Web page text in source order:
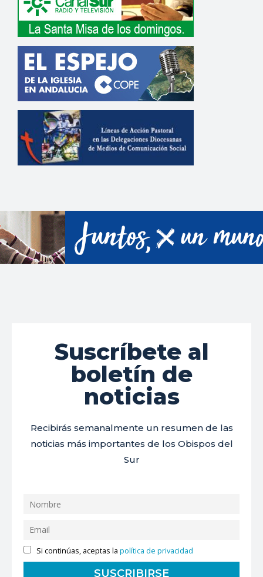
Suscríbete al
boletín de
noticias
Recibirás semanalmente un resumen de las
noticias más importantes de los Obispos del
Sur
Si continúas, aceptas lapolítica de privacidad